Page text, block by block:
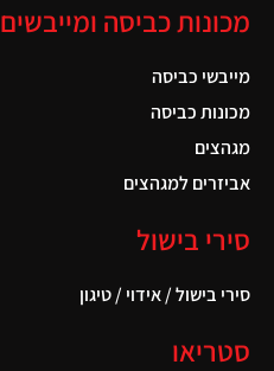
מכונות כביסה ומייבשים
מייבשי כביסה
מכונות כביסה
מגהצים
אביזרים למגהצים
סירי בישול
סירי בישול / אידוי / טיגון
סטריאו